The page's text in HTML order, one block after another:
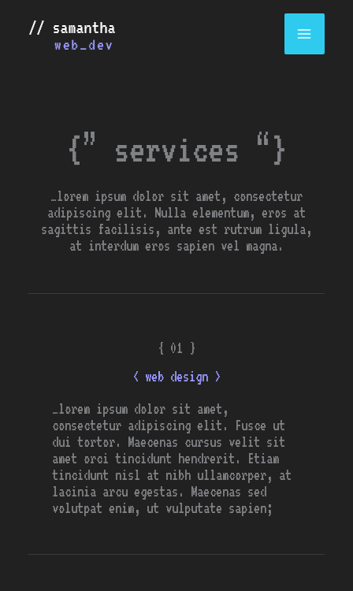
{” services “}
…lorem ipsum dolor sit amet, consectetur
adipiscing elit. Nulla elementum, eros at
sagittis facilisis, ante est rutrum ligula,
at interdum eros sapien vel magna.
{ 01 }
< web design >
…lorem ipsum dolor sit amet,
consectetur adipiscing elit. Fusce ut
dui tortor. Maecenas cursus velit sit
amet orci tincidunt hendrerit. Etiam
tincidunt nisl at nibh ullamcorper, at
lacinia arcu egestas. Maecenas sed
volutpat enim, ut vulputate sapien;